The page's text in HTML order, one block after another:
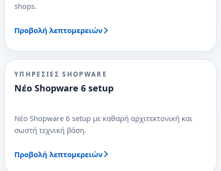
shops.
Προβολή λεπτομερειών
ΥΠΗΡΕΣΊΕΣ SHOPWARE
Νέο Shopware 6 setup
Νέο Shopware 6 setup με καθαρή αρχιτεκτονική και
σωστή τεχνική βάση.
Προβολή λεπτομερειών